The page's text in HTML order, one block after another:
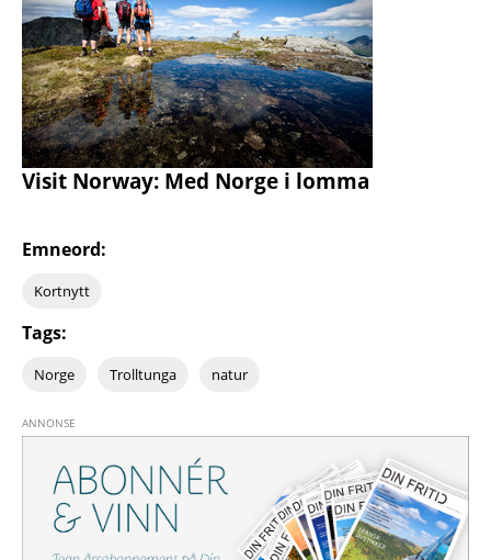
Visit Norway: Med Norge i lomma
Emneord:
Kortnytt
Tags:
Norge Trolltunga natur